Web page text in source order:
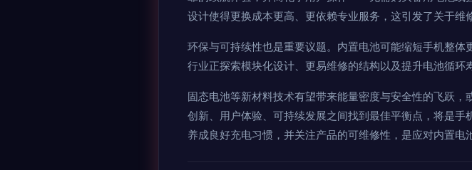
设计使得更换成本更高、更依赖专业服务，这引发了关于维
环保与可持续性也是重要议题。内置电池可能缩短手机整
行业正探索模块化设计、更易维修的结构以及提升电池循环
固态电池等新材料技术有望带来能量密度与安全性的飞跃
创新、用户体验、可持续发展之间找到最佳平衡点，将是手
养成良好充电习惯，并关注产品的可维修性，是应对内置电